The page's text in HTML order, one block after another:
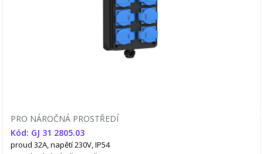
PRO NÁROČNÁ PROSTŘEDÍ
Kód: GJ 31 2805.03
proud 32A, napětí 230V, IP54